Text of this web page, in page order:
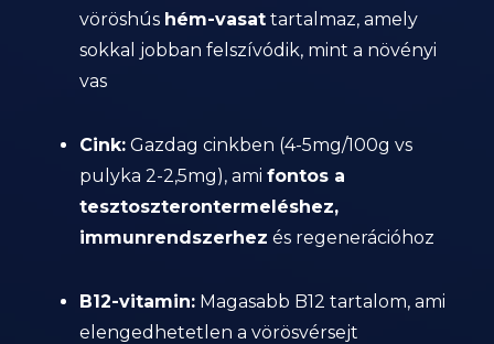
vöröshús hém-vasat tartalmaz, amely
sokkal jobban felszívódik, mint a növényi
vas
Cink: Gazdag cinkben (4-5mg/100g vs
pulyka 2-2,5mg), amifontos a
tesztoszterontermeléshez,
immunrendszerhez és regenerációhoz
B12-vitamin: Magasabb B12 tartalom, ami
elengedhetetlen a vörösvérsejt